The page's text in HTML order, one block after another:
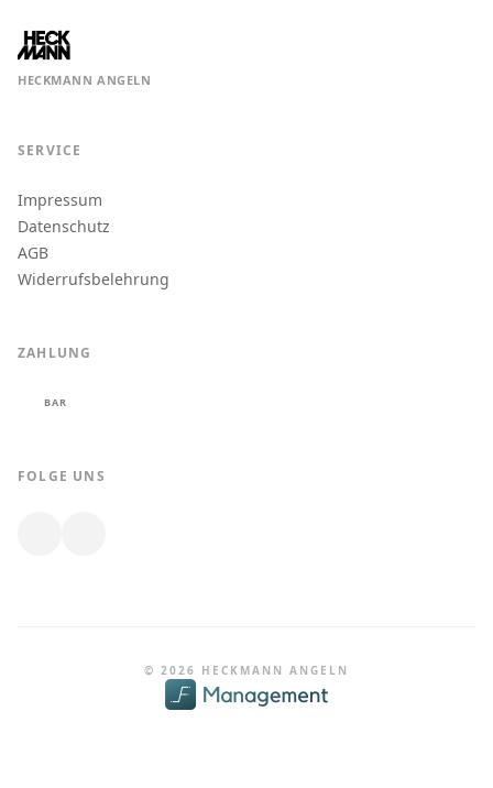
HECKMANN ANGELN
SERVICE
Impressum
Datenschutz
AGB
Widerrufsbelehrung
ZAHLUNG
BAR
FOLGE UNS
© 2026 HECKMANN ANGELN